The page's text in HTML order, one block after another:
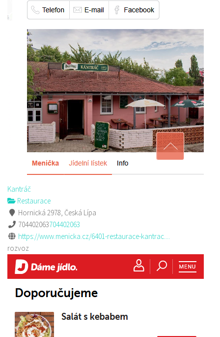
Kantráč
Restaurace
Hornická 2978, Česká Lípa
704402063704402063
https://www.menicka.cz/6401-restaurace-kantrac....
rozvoz